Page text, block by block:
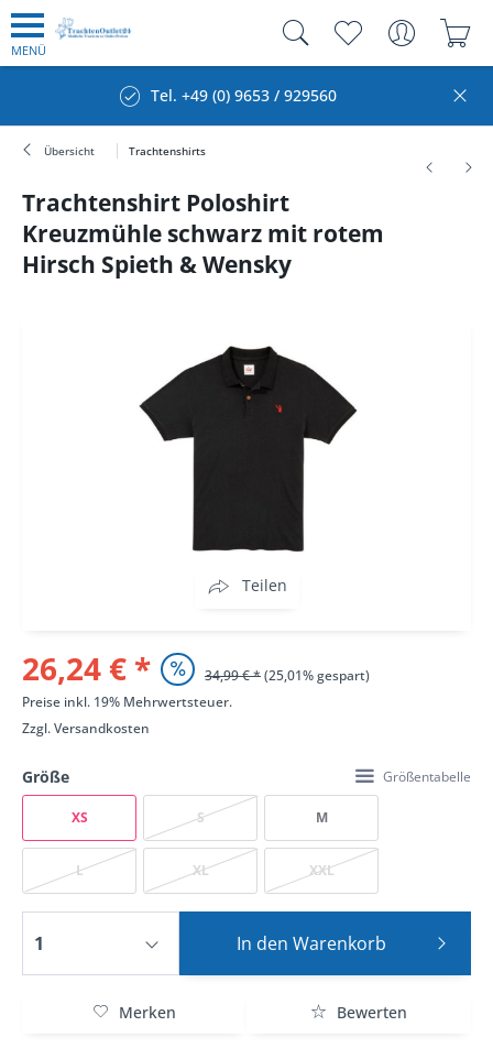
MENÜ
Tel. +49 (0) 9653 / 929560
Übersicht Trachtenshirts
Trachtenshirt Poloshirt
Kreuzmühle schwarz mit rotem
Hirsch Spieth & Wensky
Teilen
26,24 € * 34,99 € *(25,01% gespart)
Preise inkl. 19% Mehrwertsteuer.
Zzgl.Versandkosten
Größe Größentabelle
XS S M
L XL XXL
In den Warenkorb
Merken Bewerten